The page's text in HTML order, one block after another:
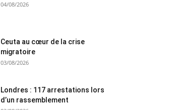
04/08/2026
Ceuta au cœur de la crise
migratoire
03/08/2026
Londres : 117 arrestations lors
d’un rassemblement